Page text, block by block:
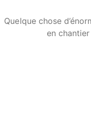
Quelque chose
en